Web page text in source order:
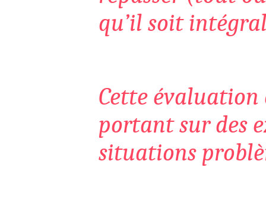
qu’il soit
Cette évaluation
portant sur des
situations